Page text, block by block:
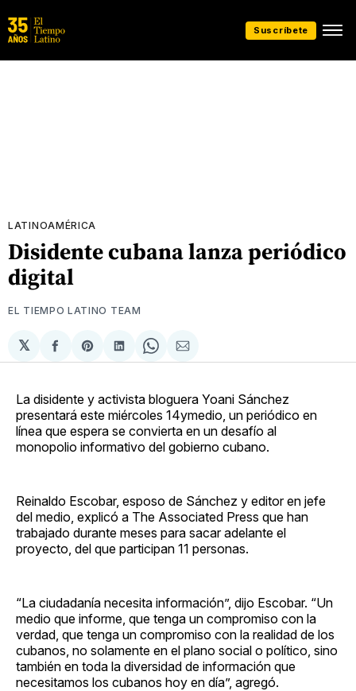
Suscríbete
LATINOAMÉRICA
Disidente cubana lanza periódico
digital
EL TIEMPO LATINO TEAM
𝕏
Compartir
en
Share
on
Compartir
en
Share
on
Compartir
via
La disidente y activista bloguera Yoani Sánchez
presentará este miércoles 14ymedio, un periódico en
línea que espera se convierta en un desafío al
monopolio informativo del gobierno cubano.
Reinaldo Escobar, esposo de Sánchez y editor en jefe
del medio, explicó a The Associated Press que han
trabajado durante meses para sacar adelante el
proyecto, del que participan 11 personas.
“La ciudadanía necesita información”, dijo Escobar. “Un
medio que informe, que tenga un compromiso con la
verdad, que tenga un compromiso con la realidad de los
cubanos, no solamente en el plano social o político, sino
también en toda la diversidad de información que
necesitamos los cubanos hoy en día”, agregó.